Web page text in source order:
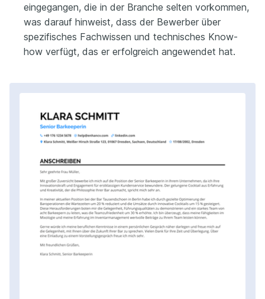
eingegangen, die in der Branche selten vorkommen,
was darauf hinweist, dass der Bewerber über
spezifisches Fachwissen und technisches Know-
how verfügt, das er erfolgreich angewendet hat.